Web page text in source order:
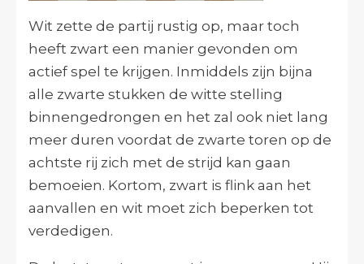
Wit zette de partij rustig op, maar toch
heeft zwart een manier gevonden om
actief spel te krijgen. Inmiddels zijn bijna
alle zwarte stukken de witte stelling
binnengedrongen en het zal ook niet lang
meer duren voordat de zwarte toren op de
achtste rij zich met de strijd kan gaan
bemoeien. Kortom, zwart is flink aan het
aanvallen en wit moet zich beperken tot
verdedigen.